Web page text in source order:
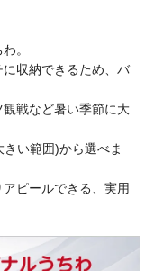
。
収納できるため、バ
戦など暑い季節に大
い範囲)から選べま
ピールできる、実用